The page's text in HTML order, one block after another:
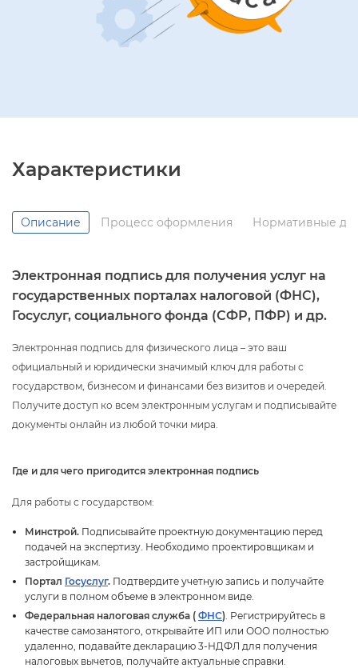
Характеристики
Описание Процесс оформления Нормативные
Электронная подпись для получения услуг на
осударственных порталах налоговой (ФНС),
Госуслуг, социального фонда (СФР, ПФР) и др.
Электронная подпись для физического лица – это ваш
официальный и юридически значимый ключ для работы с
осударством, бизнесом и финансами без визитов и очередей.
Получите доступ ко всем электронным услугам и подписывайте
документы онлайн из любой точки мира.
Где и для чего пригодится электронная подпись
Для работы с государством:
Минстрой. Подписывайте проектную документацию перед
подачей на экспертизу. Необходимо проектировщикам и
застройщикам.
Портал Госуслу. Подтвердите учетную запись и получайте
услуги в полном объеме в электронном виде.
Федеральная налоговая служба ( ФНС). Регистрируйтесь
качестве самозанятого, открывайте ИП или ООО полностью
удаленно, подавайте декларацию 3-НДФЛ для получения
налоговых вычетов, получайте актуальные справки.